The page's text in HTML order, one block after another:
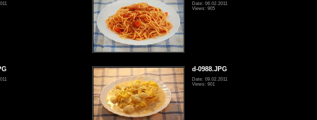
Date: 06.02.2011
Views: 905
d-0988.JPG
Date: 09.02.2011
Views: 901